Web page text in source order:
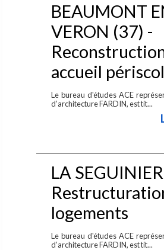
BEAUMONT
VERON (37) -
accueil
Le bureau d'études ACE
d’architecture FARDIN, est tit...
LA
logements
Le bureau d'études ACE
d’architecture FARDIN, est tit...